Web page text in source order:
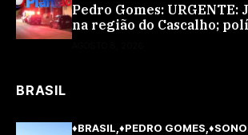
Pedro Gomes: URGENTE:
na região do Cascalho;
BRASIL
♦BRASIL ♦PEDRO GOMES